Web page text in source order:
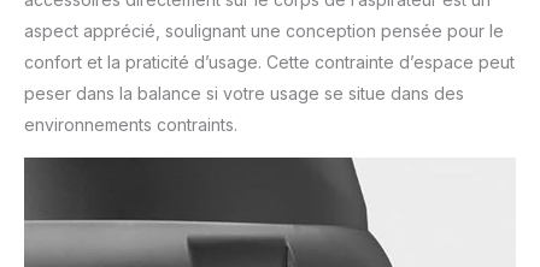
aspect apprécié, soulignant une conception pensée pour le
confort et la praticité d’usage. Cette contrainte d’espace peut
peser dans la balance si votre usage se situe dans des
environnements contraints.